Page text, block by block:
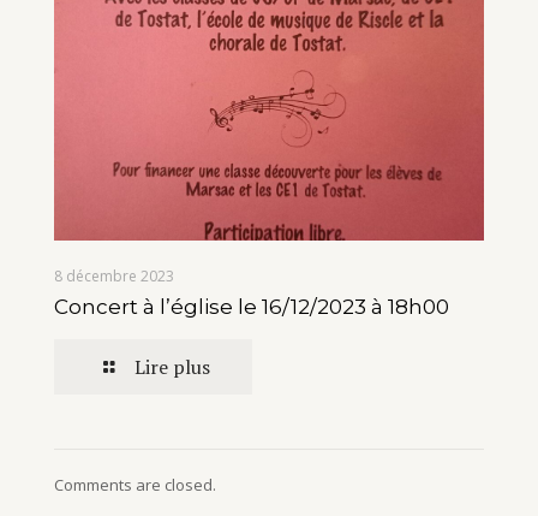
8 décembre 2023
Concert à l’église le 16/12/2023 à 18h00
Lire plus
Comments are closed.